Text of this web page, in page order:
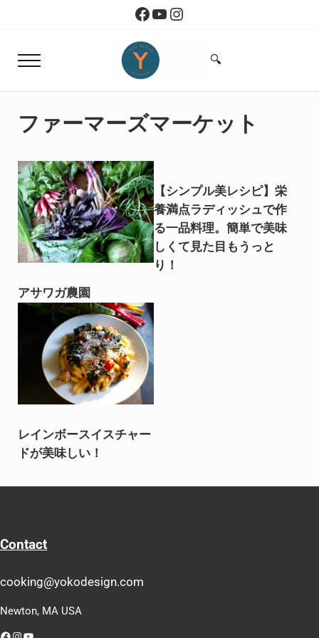
Skip to header right navigationFacebook
YouTube
Instagram
Menu
Yoko Design Kitchen
Search...
🔍
ファーマーズマーケット
アサワガ農園
【シンプル美レシピ】栄
養満点ラディッシュで作
る一品料理。簡単で美味
しくて見た目もうっと
り！
レインボースイスチャー
ドが美味しい！
Contact
cooking@yokodesign.com
Newton, MA USA
Facebook
Instagram
YouTube